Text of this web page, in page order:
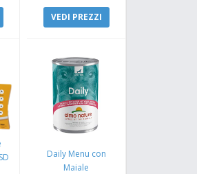
VEDI PREZZI
Daily Menu con
Maiale